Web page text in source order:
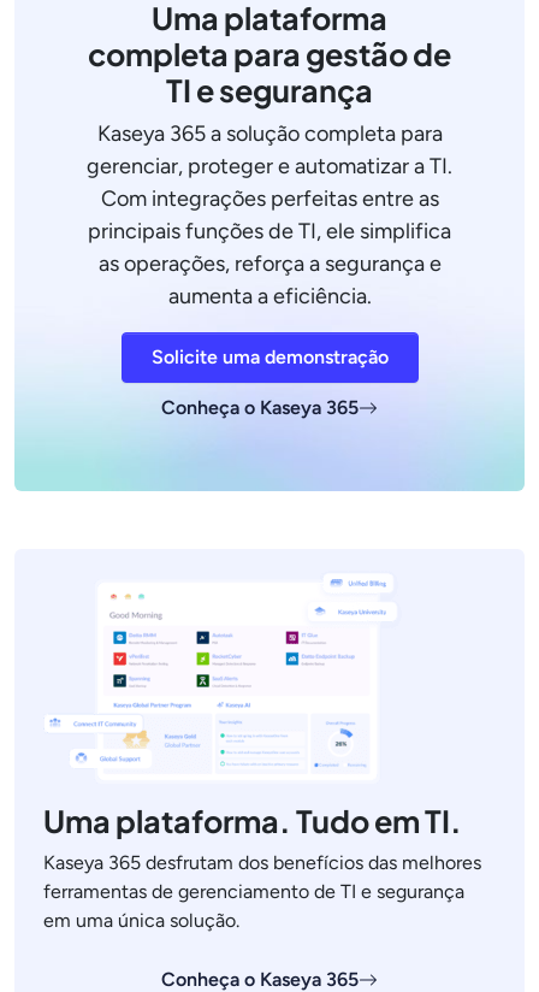
Uma plataforma
completa para gestão de
TI e segurança
Kaseya 365 a solução completa para
gerenciar, proteger e automatizar a TI.
Com integrações perfeitas entre as
principais funções de TI, ele simplifica
as operações, reforça a segurança e
aumenta a eficiência.
Solicite uma demonstração
Conheça o Kaseya 365
Uma plataforma. Tudo em TI.
Kaseya 365 desfrutam dos benefícios das melhores
ferramentas de gerenciamento de TI e segurança
em uma única solução.
Conheça o Kaseya 365